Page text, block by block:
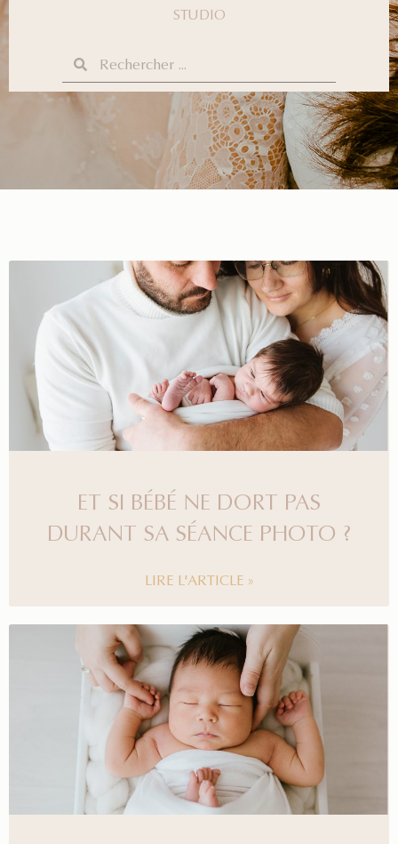
STUDIO
ET SI BÉBÉ NE DORT PAS
DURANT SA SÉANCE PHOTO ?
LIRE L'ARTICLE »